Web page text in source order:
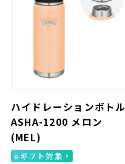
ハイドレーションボトル
ASHA-1200 メロン
(MEL)
eギフト対象